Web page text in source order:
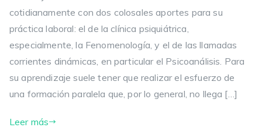
cotidianamente con dos colosales aportes para su
práctica laboral: el de la clínica psiquiátrica,
especialmente, la Fenomenología, y el de las llamadas
corrientes dinámicas, en particular el Psicoanálisis. Para
su aprendizaje suele tener que realizar el esfuerzo de
una formación paralela que, por lo general, no llega […]
Leer más